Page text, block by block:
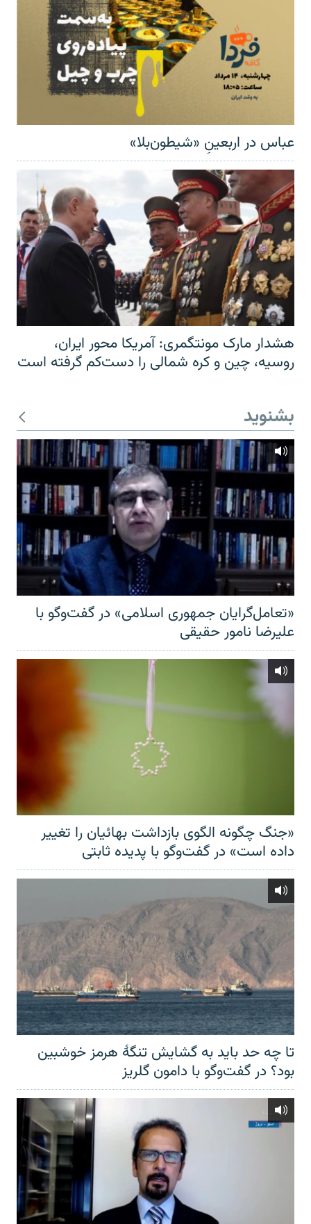
عباس در اربعینِ «شیطون‌بلا»
هشدار مارک مونتگمری: آمریکا محور ایران،
روسیه، چین و کره شمالی را دست‌کم گرفته است
بشنوید
«تعامل‌گرایان جمهوری اسلامی» در گفت‌وگو با
علیرضا نامور حقیقی
«جنگ چگونه الگوی بازداشت بهائیان را تغییر
داده است» در گفت‌وگو با پدیده ثابتی
تا چه حد باید به گشایش تنگهٔ هرمز خوشبین
بود؟ در گفت‌وگو با دامون گلریز